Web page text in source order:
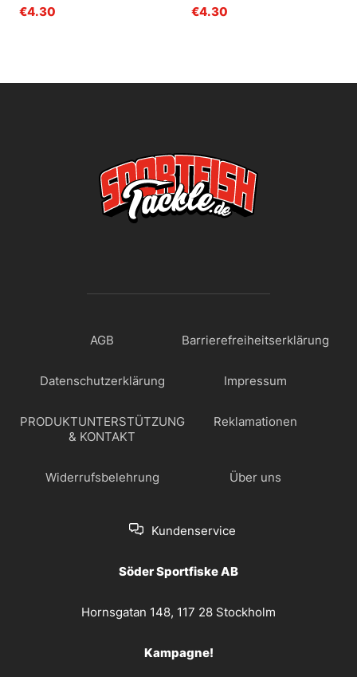
€4.30
€4.30
AGB Barrierefreiheitserklärung
Datenschutzerklärung Impressum
PRODUKTUNTERSTÜTZUNG
& KONTAKT
Reklamationen
Widerrufsbelehrung Über uns
Kundenservice
Söder Sportfiske AB
Hornsgatan 148, 117 28 Stockholm
Kampagne!